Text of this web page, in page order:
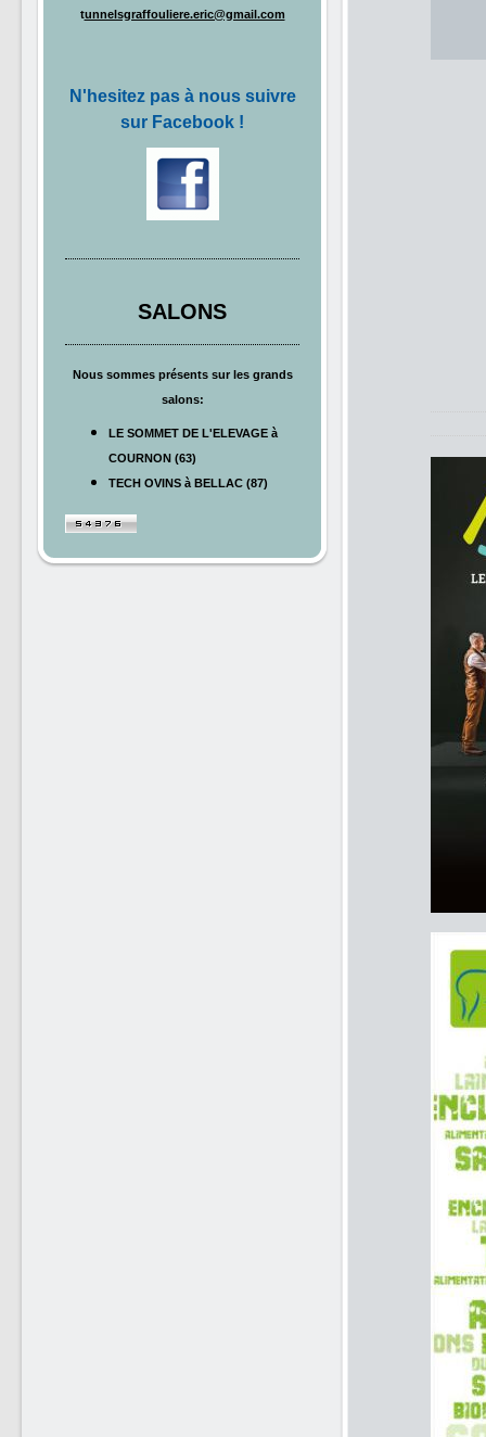
tunnelsgraffouliere.eric@gmail.com
N'hesitez pas à nous suivre
sur Facebook !
SALONS
Nous sommes présents sur les grands
salons:
LE SOMMET DE L'ELEVAGE à
COURNON (63)
TECH OVINS à BELLAC (87)